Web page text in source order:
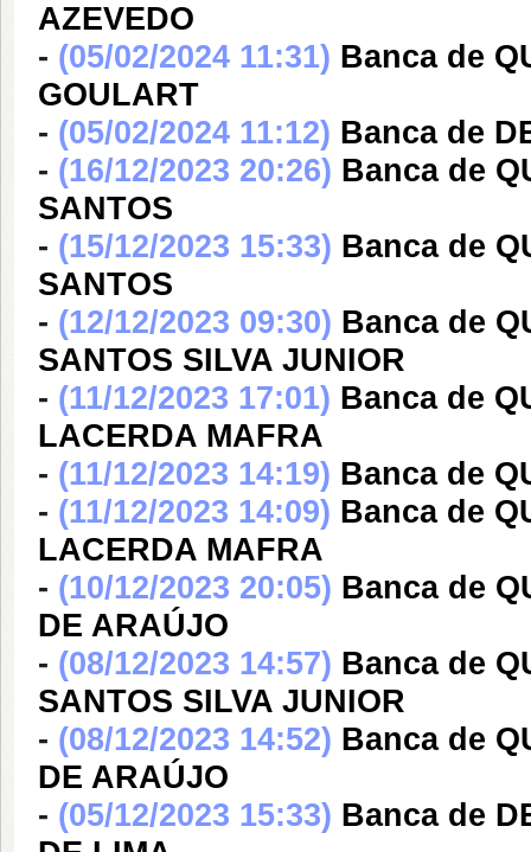
AZEVEDO
- (05/02/2024 11:31) Banca de
GOULART
- (05/02/2024 11:12) Banca de
- (16/12/2023 20:26) Banca de
SANTOS
- (15/12/2023 15:33) Banca de
SANTOS
- (12/12/2023 09:30) Banca de
SANTOS SILVA JUNIOR
- (11/12/2023 17:01) Banca de
LACERDA MAFRA
- (11/12/2023 14:19) Banca de
- (11/12/2023 14:09) Banca de
LACERDA MAFRA
- (10/12/2023 20:05) Banca de
DE ARAÚJO
- (08/12/2023 14:57) Banca de
SANTOS SILVA JUNIOR
- (08/12/2023 14:52) Banca de
DE ARAÚJO
- (05/12/2023 15:33) Banca de